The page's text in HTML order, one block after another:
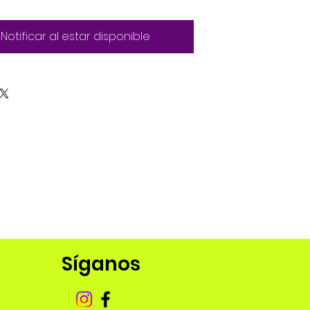
Notificar al estar disponible
Síganos